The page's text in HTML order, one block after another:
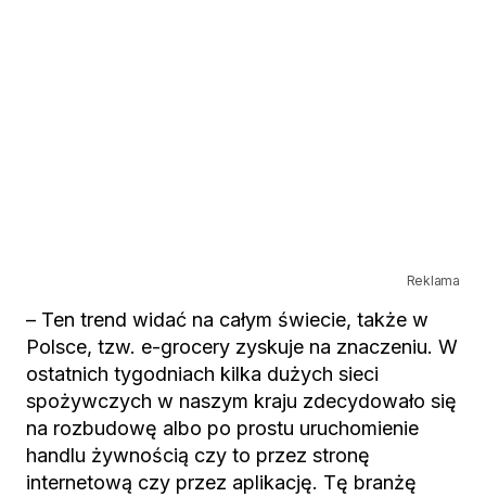
Reklama
– Ten trend widać na całym świecie, także w
Polsce, tzw. e-grocery zyskuje na znaczeniu. W
ostatnich tygodniach kilka dużych sieci
spożywczych w naszym kraju zdecydowało się
na rozbudowę albo po prostu uruchomienie
handlu żywnością czy to przez stronę
internetową czy przez aplikację. Tę branżę